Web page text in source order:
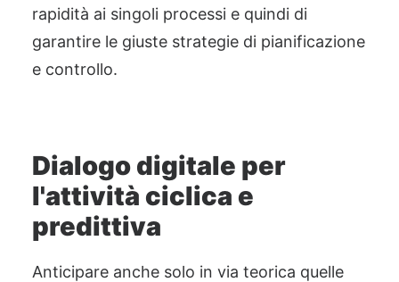
rapidità ai singoli processi e quindi di
garantire le giuste strategie di pianificazione
e controllo.
Dialogo digitale per
l'attività ciclica e
predittiva
Anticipare anche solo in via teorica quelle